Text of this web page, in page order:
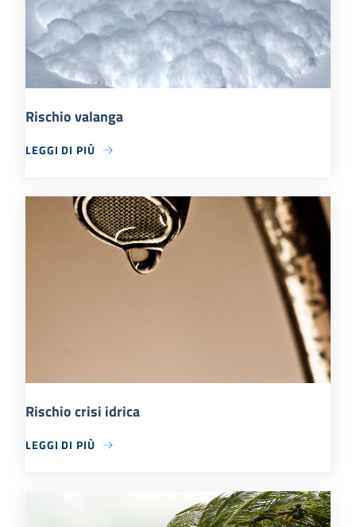
Rischio valanga
LEGGI DI PIÙ
Rischio crisi idrica
LEGGI DI PIÙ